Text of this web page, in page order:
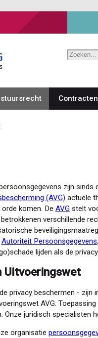
Zoeken
zijn sinds
(AVG) actuele
komen. De AVGstelt
verschillende
Autoriteit Persoonsgegevens
lijden als de
Uitvoeringswet
privacy beschermen - zijn
AVG.
Onze juridisch specialisten
organisatie